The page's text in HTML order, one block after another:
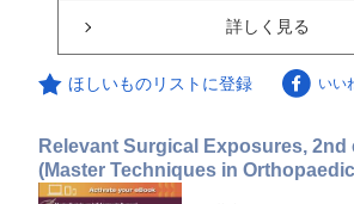
詳しく見る
ほしいものリストに登録 いい
Relevant Surgical Exposures, 2nd
(Master Techniques in